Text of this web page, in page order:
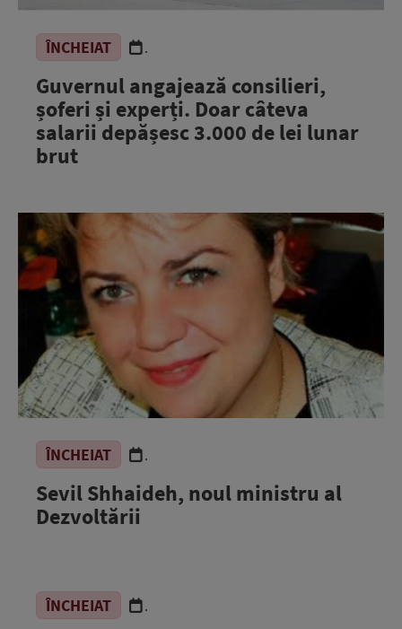
ÎNCHEIAT .
Guvernul angajează consilieri,
șoferi și experți. Doar câteva
salarii depășesc 3.000 de lei lunar
brut
ÎNCHEIAT .
Sevil Shhaideh, noul ministru al
Dezvoltării
ÎNCHEIAT .